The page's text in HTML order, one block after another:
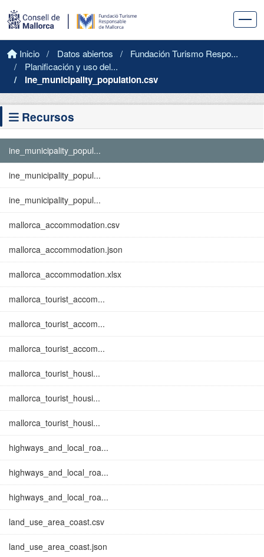
Inicio Datos abiertos
Fundación Turismo Respo...
Planificación y uso del...
ine_municipality_population.csv
Recursos
ine_municipality_popul...
ine_municipality_popul...
ine_municipality_popul...
mallorca_accommodation.csv
mallorca_accommodation.json
mallorca_accommodation.xlsx
mallorca_tourist_accom...
mallorca_tourist_accom...
mallorca_tourist_accom...
mallorca_tourist_housi...
mallorca_tourist_housi...
mallorca_tourist_housi...
highways_and_local_roa...
highways_and_local_roa...
highways_and_local_roa...
land_use_area_coast.csv
land_use_area_coast.json